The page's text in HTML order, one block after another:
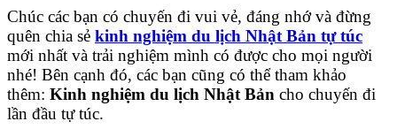
Chúc các bạn có chuyến đi vui vẻ, đáng nhớ và đừng
quên chia sẻ kinh nghiệm du lịch Nhật Bản tự túc
mới nhất và trải nghiệm mình có được cho mọi người
nhé! Bên cạnh đó, các bạn cũng có thể tham khảo
thêm: Kinh nghiệm du lịch Nhật Bản cho chuyến đi
lần đầu tự túc.